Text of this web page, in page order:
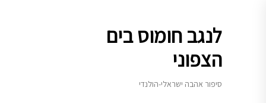
לנגב חומוס בים
הצפוני
סיפור אהבה ישראלי-הולנדי